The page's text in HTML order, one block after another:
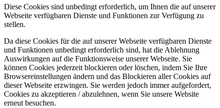
Diese Cookies sind unbedingt erforderlich, um Ihnen die auf unserer
Webseite verfügbaren Dienste und Funktionen zur Verfügung zu
stellen.
Da diese Cookies für die auf unserer Webseite verfügbaren Dienste
und Funktionen unbedingt erforderlich sind, hat die Ablehnung
Auswirkungen auf die Funktionsweise unserer Webseite. Sie
können Cookies jederzeit blockieren oder löschen, indem Sie Ihre
Browsereinstellungen ändern und das Blockieren aller Cookies auf
dieser Webseite erzwingen. Sie werden jedoch immer aufgefordert,
Cookies zu akzeptieren / abzulehnen, wenn Sie unsere Website
erneut besuchen.